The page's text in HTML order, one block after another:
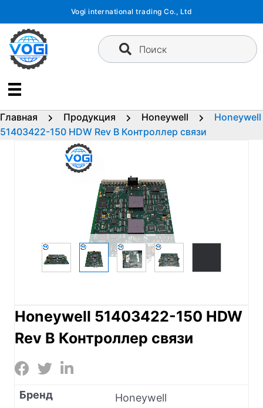
содержимому
Vogi international trading Co., Ltd
Поиск
Главная Продукция Honeywell
Honeywell
51403422-150 HDW Rev B Контроллер связи
Honeywell 51403422-150 HDW
Rev B Контроллер связи
Бренд
Honeywell